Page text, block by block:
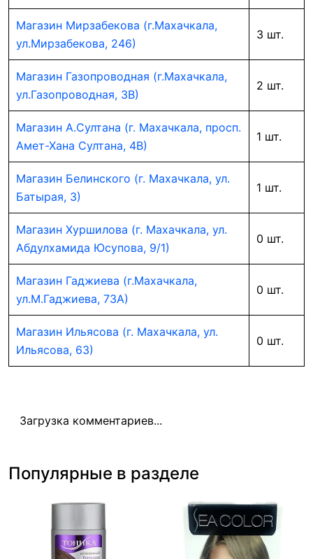
Магазин Мирзабекова (г.Махачкала,
ул.Мирзабекова, 246)
3 шт.
Магазин Газопроводная (г.Махачкала,
ул.Газопроводная, 3В)
2 шт.
Магазин А.Султана (г. Махачкала, просп.
Амет-Хана Султана, 4В)
1 шт.
Магазин Белинского (г. Махачкала, ул.
Батырая, 3)
1 шт.
Магазин Хуршилова (г. Махачкала, ул.
Абдулхамида Юсупова, 9/1)
0 шт.
Магазин Гаджиева (г.Махачкала,
ул.М.Гаджиева, 73А)
0 шт.
Магазин Ильясова (г. Махачкала, ул.
Ильясова, 63)
0 шт.
Загрузка комментариев...
Популярные в разделе